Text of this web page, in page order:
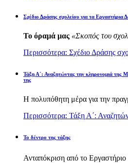
Σχέδιο Δράσης σχολείου για τα Εργαστήρια
Το όραμά μας «Σκοπός του
Περισσότερα: Σχέδιο Δράσης
Τάξη Α΄: Αναζητώντας την κληρονομιά της
της
Η πολυπόθητη μέρα για την
Περισσότερα: Τάξη Α΄:
Το δέντρο της τάξης
Ανταπόκριση από το Εργαστήριο